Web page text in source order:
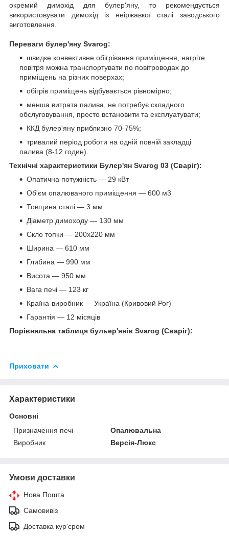
окремий димохід для булер'яну, то рекомендується
використовувати димохід із неіржавкої сталі заводського
виготовлення.
Переваги булер'яну Svarog:
швидке конвективне обігрівання приміщення, нагріте
повітря можна транспортувати по повітроводах до
приміщень на різних поверхах;
обігрів приміщень відбувається рівномірно;
менша витрата палива, не потребує складного
обслуговування, просто встановити та експлуатувати;
ККД булер'яну приблизно 70-75%;
тривалий період роботи на одній повній закладці
палива (8-12 годин).
Технічні характеристики Булер'ян Svarog 03 (Сваріг):
Опатична потужність — 29 кВт
Об'єм опалюваного приміщення — 600 м3
Товщина сталі — 3 мм
Діаметр димоходу — 130 мм
Скло топки — 200х220 мм
Ширина — 610 мм
Глибина — 990 мм
Висота — 950 мм
Вага печі — 123 кг
Країна-виробник — Україна (Кривовий Рог)
Гарантія — 12 місяців
Порівняльна таблиця бульер'янів Svarog (Сваріг):
Приховати
Характеристики
Основні
Призначення печі
Опалювальна
Виробник
Версія-Люкс
Умови доставки
Нова Пошта
Самовивіз
Доставка кур'єром